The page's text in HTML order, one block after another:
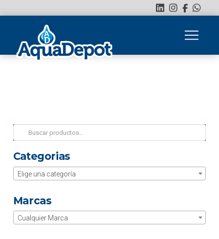
Buscar
por:
Categorias
Elige una categoría
Marcas
Cualquier Marca